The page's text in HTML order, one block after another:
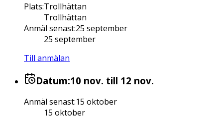
Plats:Trollhättan
Trollhättan
Anmäl senast:25 september
25 september
Till anmälan
Datum:10 nov. till 12 nov.
Anmäl senast:15 oktober
15 oktober